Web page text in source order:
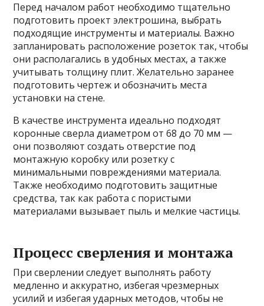
Перед началом работ необходимо тщательно
подготовить проект электрошина, выбрать
подходящие инструменты и материалы. Важно
запланировать расположение розеток так, чтобы
они располагались в удобных местах, а также
учитывать толщину плит. Желательно заранее
подготовить чертеж и обозначить места
установки на стене.
В качестве инструмента идеально подходят
коронные сверла диаметром от 68 до 70 мм —
они позволяют создать отверстие под
монтажную коробку или розетку с
минимальными повреждениями материала.
Также необходимо подготовить защитные
средства, так как работа с пористыми
материалами вызывает пыль и мелкие частицы.
Процесс сверления и монтажа
При сверлении следует выполнять работу
медленно и аккуратно, избегая чрезмерных
усилий и избегая ударных методов, чтобы не